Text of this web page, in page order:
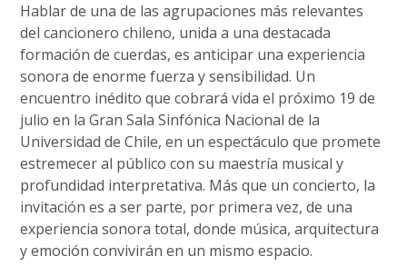
Hablar de una de las agrupaciones más relevantes
del cancionero chileno, unida a una destacada
formación de cuerdas, es anticipar una experiencia
sonora de enorme fuerza y sensibilidad. Un
encuentro inédito que cobrará vida el próximo 19 de
julio en la Gran Sala Sinfónica Nacional de la
Universidad de Chile, en un espectáculo que promete
estremecer al público con su maestría musical y
profundidad interpretativa. Más que un concierto, la
invitación es a ser parte, por primera vez, de una
experiencia sonora total, donde música, arquitectura
y emoción convivirán en un mismo espacio.